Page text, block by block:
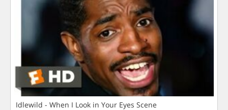
Idlewild - When I Look in Your Eyes Scene